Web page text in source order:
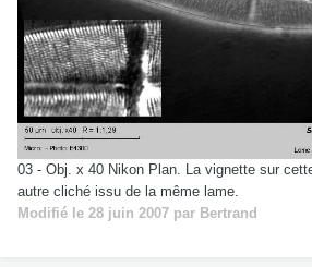
03 - Obj. x 40 Nikon Plan. La vignette sur
autre cliché issu de la même lame.
Modifié le 28 juin 2007 par Bertrand